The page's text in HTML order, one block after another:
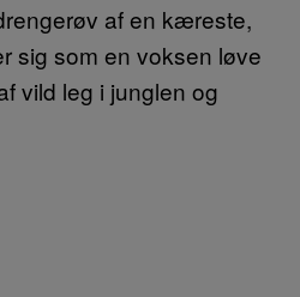
af en kæreste,
sig som en voksen løve
vild leg i junglen og